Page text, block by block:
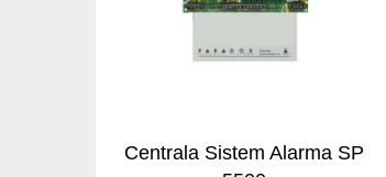
Centrala Sistem Alarma SP